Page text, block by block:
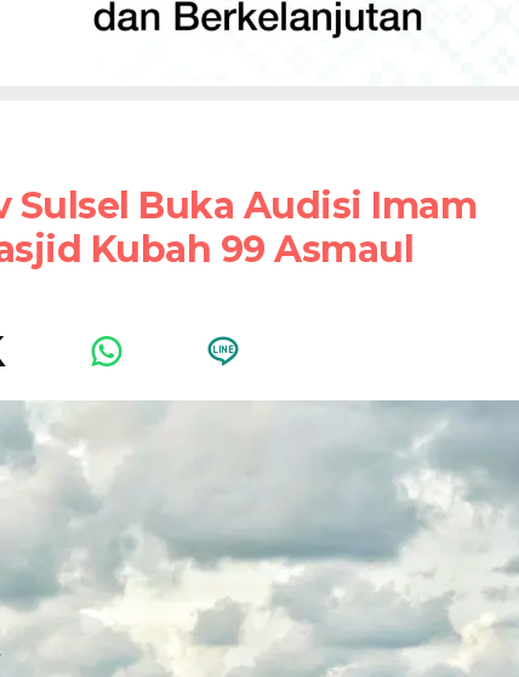
Sulsel Buka Audisi Imam
Kubah 99 Asmaul